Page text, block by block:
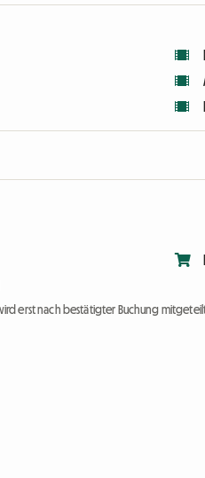
erst nach bestätigter Buchung